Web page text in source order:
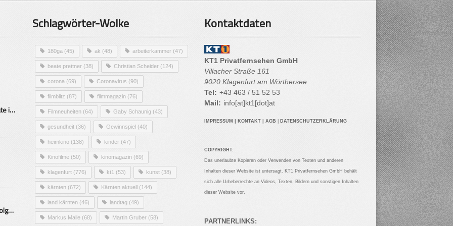
Alarmierende Selbstmordrate in Kärnten
Mittelstand – Fit fürs Land Folge 9- Konditor
Schlagwörter-Wolke
180ga (45) ak (48) arbeiterkammer (47)
beate prettner (38) Christian Scheider (124)
corona (69) Coronavirus (90)
filmblitz (87) filmmagazin (76)
Filmneuheiten (64) Gaby Schaunig (43)
gesundheit (36) Gewinnspiel (40)
heimkino (138) kinder (47)
Kinofilme (50) kinomagazin (69)
klagenfurt (776) kt1 (53) kunst (38)
kärnten (672) Kärnten aktuell (144)
land kärnten (46) landtag (49)
Markus Malle (68) Martin Gruber (58)
Kontaktdaten
KT1 Privatfernsehen GmbH
Villacher Straße 161
9020 Klagenfurt am Wörthersee
Tel: +43 463 / 51 52 53
Mail: info[at]kt1[dot]at
IMPRESSUM KONTAKT AGB DATENSCHUTZERKLÄRUNG
COPYRIGHT:
Das unerlaubte Kopieren oder Verwenden von Texten und anderen
Inhalten dieser Website ist untersagt. KT1 Privatfernsehen GmbH behält
sich alle Urheberrechte an Videos, Texten, Bildern und sonstigen Inhalten
dieser Website vor.
PARTNERLINKS: